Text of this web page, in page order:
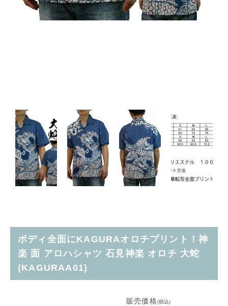
ボディ全面にKAGURAオロチプリント！神
楽 面 アロハシャツ 石見神楽 オロチ 大蛇
(KAGURAA01)
販売価格(税込)